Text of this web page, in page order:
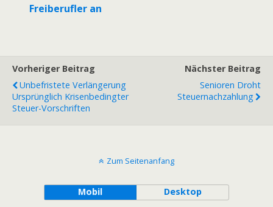
Freiberufler an
Vorheriger Beitrag
Unbefristete Verlängerung
Ursprünglich Krisenbedingter
Steuer-Vorschriften
Nächster Beitrag
Senioren Droht
Steuernachzahlung
Zum Seitenanfang
Mobil Desktop